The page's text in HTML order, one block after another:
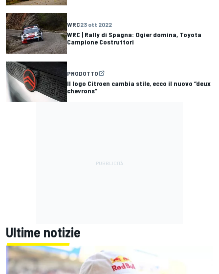
WRC23 ott 2022
WRC | Rally di Spagna: Ogier domina, Toyota
Campione Costruttori
PRODOTTO
Il logo Citroen cambia stile, ecco il nuovo “deux
chevrons”
Ultime notizie